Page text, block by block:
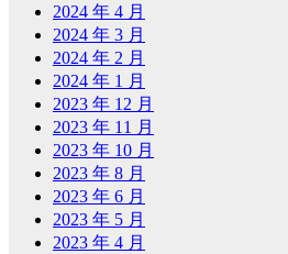
2024 年 4 月
2024 年 3 月
2024 年 2 月
2024 年 1 月
2023 年 12 月
2023 年 11 月
2023 年 10 月
2023 年 8 月
2023 年 6 月
2023 年 5 月
2023 年 4 月